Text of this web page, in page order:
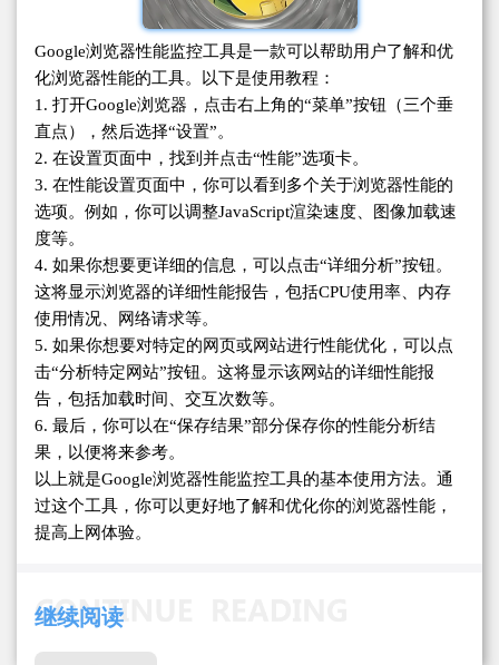
Google浏览器性能监控工具是一款可以帮助用户了解和优
化浏览器性能的工具。以下是使用教程：
1. 打开Google浏览器，点击右上角的“菜单”按钮（三个垂
直点），然后选择“设置”。
2. 在设置页面中，找到并点击“性能”选项卡。
3. 在性能设置页面中，你可以看到多个关于浏览器性能的
选项。例如，你可以调整JavaScript渲染速度、图像加载速
度等。
4. 如果你想要更详细的信息，可以点击“详细分析”按钮。
这将显示浏览器的详细性能报告，包括CPU使用率、内存
使用情况、网络请求等。
5. 如果你想要对特定的网页或网站进行性能优化，可以点
击“分析特定网站”按钮。这将显示该网站的详细性能报
告，包括加载时间、交互次数等。
6. 最后，你可以在“保存结果”部分保存你的性能分析结
果，以便将来参考。
以上就是Google浏览器性能监控工具的基本使用方法。通
过这个工具，你可以更好地了解和优化你的浏览器性能，
提高上网体验。
继续阅读